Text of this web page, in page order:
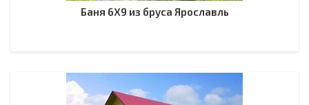
Баня 6Х9 из бруса Ярославль